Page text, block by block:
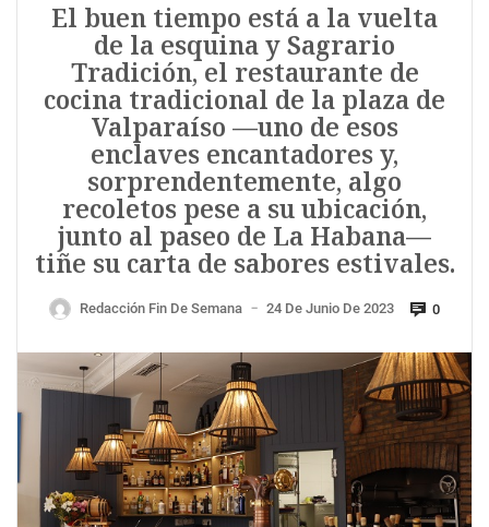
El buen tiempo está a la vuelta
de la esquina y Sagrario
Tradición, el restaurante de
cocina tradicional de la plaza de
Valparaíso —uno de esos
enclaves encantadores y,
sorprendentemente, algo
recoletos pese a su ubicación,
junto al paseo de La Habana—
tiñe su carta de sabores estivales.
Redacción Fin De Semana — 24 De Junio De 2023 0